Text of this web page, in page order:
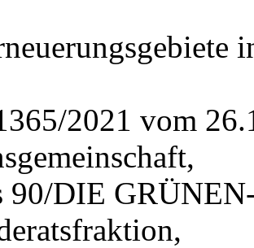
2021 vom
90/DIE